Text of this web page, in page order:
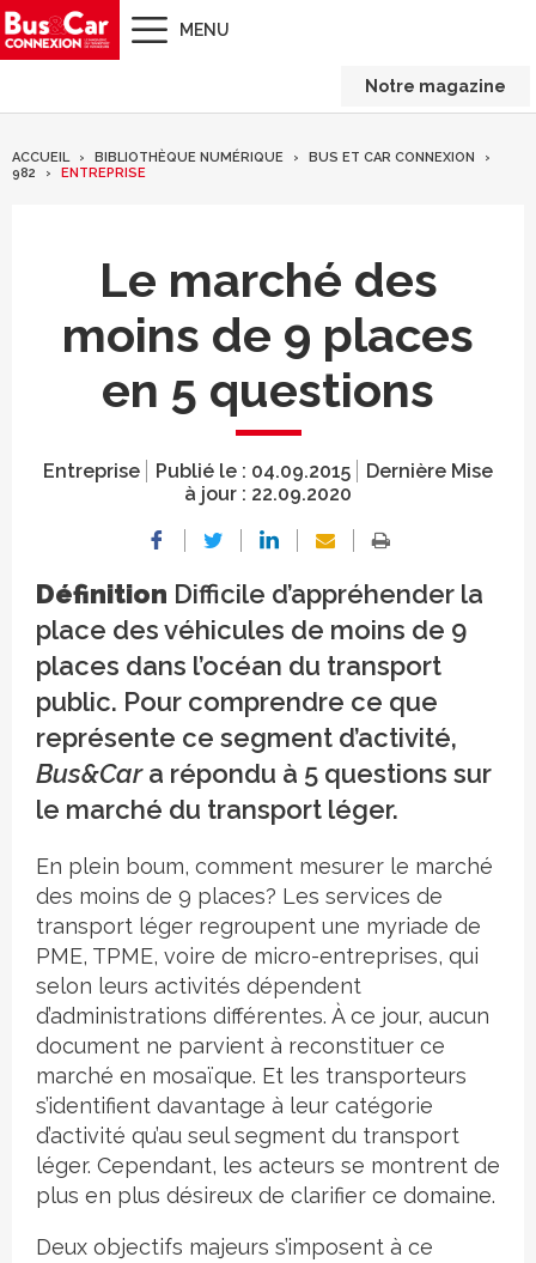
MENU
Notre magazine
ACCUEIL BIBLIOTHÈQUE NUMÉRIQUE
BUS ET CAR CONNEXION
982
ENTREPRISE
Le marché des
moins de 9 places
en 5 questions
Entreprise Publié le : 04.09.2015
Dernière Mise
à jour : 22.09.2020
Définition Difficile d’appréhender la
place des véhicules de moins de 9
places dans l’océan du transport
public. Pour comprendre ce que
représente ce segment d’activité,
Bus&Cara répondu à 5 questions sur
le marché du transport léger.
En plein boum, comment mesurer le marché
des moins de 9 places? Les services de
transport léger regroupent une myriade de
PME, TPME, voire de micro-entreprises, qui
selon leurs activités dépendent
d’administrations différentes. À ce jour, aucun
document ne parvient à reconstituer ce
marché en mosaïque. Et les transporteurs
s’identifient davantage à leur catégorie
d’activité qu’au seul segment du transport
léger. Cependant, les acteurs se montrent de
plus en plus désireux de clarifier ce domaine.
Deux objectifs majeurs s’imposent à ce